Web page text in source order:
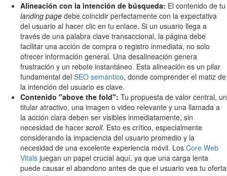
Alineación con la intención de búsqueda: El contenido de tu
landing page debe coincidir perfectamente con la expectativa
del usuario al hacer clic en tu enlace. Si un usuario llega a
través de una palabra clave transaccional, la página debe
facilitar una acción de compra o registro inmediata, no solo
ofrecer información general. Una desalineación genera
frustración y un rebote instantáneo. Esta alineación es un pilar
fundamental del SEO semántico, donde comprender el matiz de
la intención del usuario es clave.
Contenido "above the fold": Tu propuesta de valor central, un
titular atractivo, una imagen o video relevante y una llamada a
la acción clara deben ser visibles inmediatamente, sin
necesidad de hacer scroll. Esto es crítico, especialmente
considerando la impaciencia del usuario promedio y la
necesidad de una excelente experiencia móvil. Los Core Web
Vitals juegan un papel crucial aquí, ya que una carga lenta
puede causar el abandono antes de que el usuario vea tu oferta